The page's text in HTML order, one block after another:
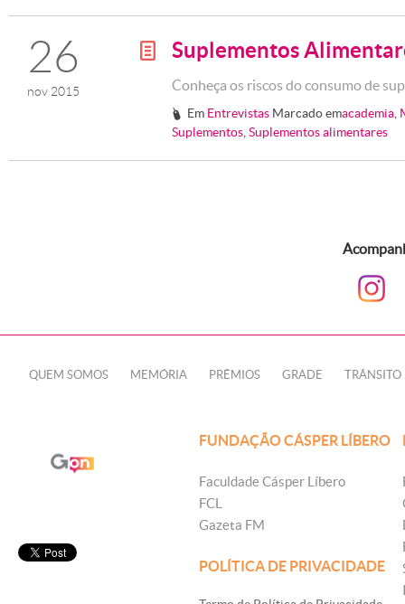
26
nov 2015
g Suplementos
Conheça os riscos do consumo de
# Em Entrevistas Marcado emacademia
Suplementos Suplementos alimentares
QUEM SOMOS MEMÓRIA PRÊMIOS GRADE TRÂNSITO
FUNDAÇÃO CÁSPER LÍBERO
Faculdade Cásper Líbero
FCL
Gazeta FM
POLÍTICA DE PRIVACIDADE